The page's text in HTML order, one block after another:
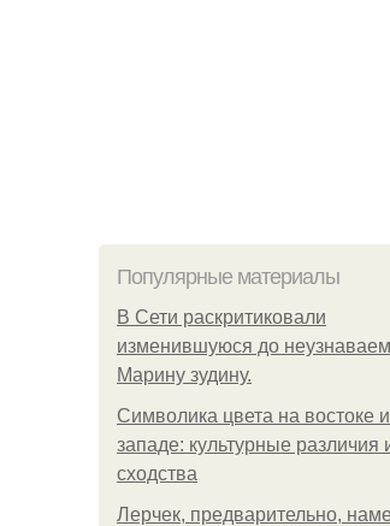
Популярные материалы
В Сети раскритиковали
изменившуюся до
Марину зудину.
Символика цвета на востоке и
западе: культурные различия
сходства
Лерчек, предварительно,